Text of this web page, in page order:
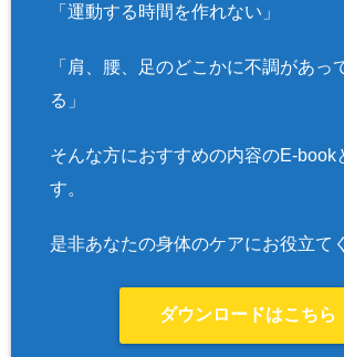
「運動する時間を作れない」
「肩、腰、足のどこかに不調があっ
る」
そんな方におすすめの内容のE-book
す。
是非あなたの身体のケアにお役立て
ダウンロードはこちら